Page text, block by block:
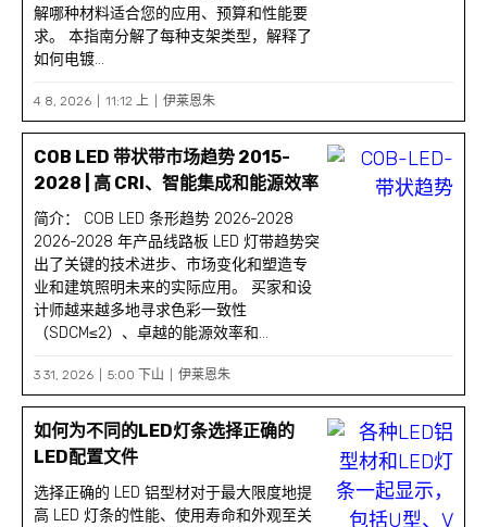
解哪种材料适合您的应用、预算和性能要
求。 本指南分解了每种支架类型，解释了
如何电镀...
4 8, 2026 11:12 上 伊莱恩朱
COB LED 带状带市场趋势 2015-
2028 | 高 CRI、智能集成和能源效率
简介： COB LED 条形趋势 2026-2028
2026-2028 年产品线路板 LED 灯带趋势突
出了关键的技术进步、市场变化和塑造专
业和建筑照明未来的实际应用。 买家和设
计师越来越多地寻求色彩一致性
（SDCM≤2）、卓越的能源效率和...
3 31, 2026 5:00 下山 伊莱恩朱
如何为不同的LED灯条选择正确的
LED配置文件
选择正确的 LED 铝型材对于最大限度地提
高 LED 灯条的性能、使用寿命和外观至关